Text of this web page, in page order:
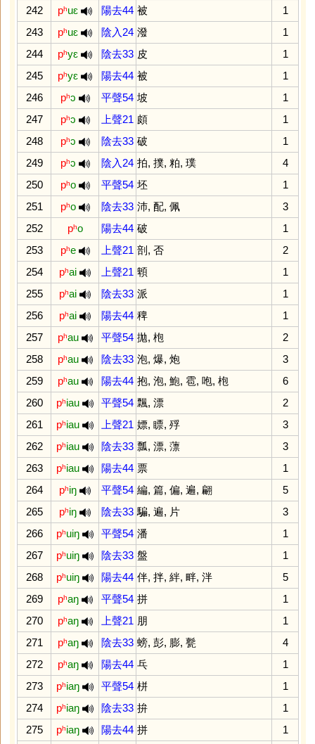
242
pʰuɛ 陽去44 被
1
243
pʰuɛ 陰入24 潑
1
244
pʰyɛ 陰去33 皮
1
245
pʰyɛ 陽去44 被
1
246
pʰɔ 平聲54 坡
1
247
pʰɔ 上聲21 頗
1
248
pʰɔ 陰去33 破
1
249
pʰɔ 陰入24 拍, 撲, 粕, 璞
4
250
pʰo 平聲54 坯
1
251
pʰo 陰去33 沛, 配, 佩
3
252
pʰo 陽去44 破
1
253
pʰe 上聲21 剖 , 否
2
254
pʰai 上聲21 䫌
1
255
pʰai 陰去33 派
1
256
pʰai 陽去44 稗
1
257
pʰau 平聲54 拋, 枹
2
258
pʰau 陰去33 泡, 爆, 炮
3
259
pʰau 陽去44 抱, 泡, 鮑, 雹, 咆, 枹
6
260
pʰiau 平聲54 飄, 漂
2
261
pʰiau 上聲21 嫖, 瞟, 殍
3
262
pʰiau 陰去33 瓢, 漂, 薸
3
263
pʰiau 陽去44 票
1
264
pʰiŋ 平聲54 編, 篇, 偏, 遍, 翩
5
265
pʰiŋ 陰去33 騙, 遍, 片
3
266
pʰuiŋ 平聲54 潘
1
267
pʰuiŋ 陰去33 盤
1
268
pʰuiŋ 陽去44 伴, 拌, 絆, 畔, 泮
5
269
pʰaŋ 平聲54 拼
1
270
pʰaŋ 上聲21 朋
1
271
pʰaŋ 陰去33 螃, 彭, 膨, 甏
4
272
pʰaŋ 陽去44 乓
1
273
pʰiaŋ 平聲54 栟
1
274
pʰiaŋ 陰去33 拚
1
275
pʰiaŋ 陽去44 拼
1